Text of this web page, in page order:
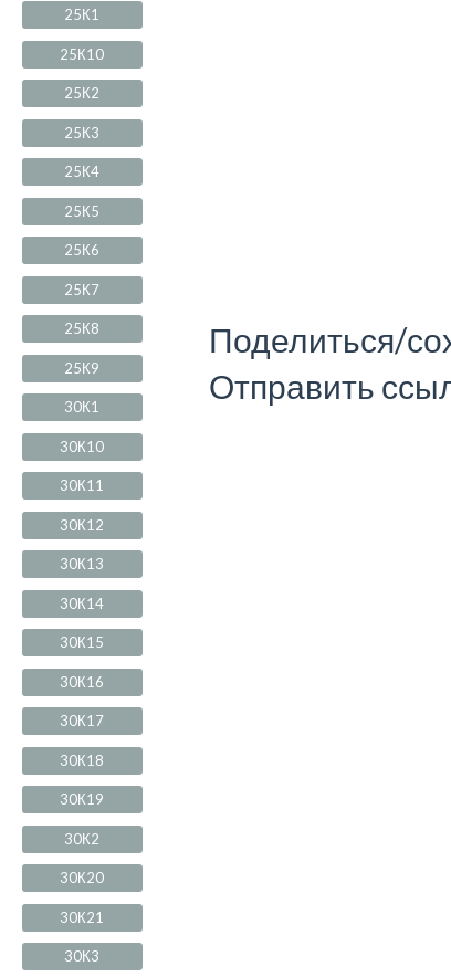
Поделиться/
Отправить
25К1
25К10
25К2
25К3
25К4
25К5
25К6
25К7
25К8
25К9
30К1
30К10
30К11
30К12
30К13
30К14
30К15
30К16
30К17
30К18
30К19
30К2
30К20
30К21
30К3